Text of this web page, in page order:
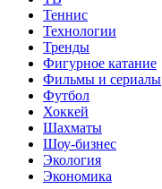
Теннис
Технологии
Тренды
Фигурное катание
Фильмы и сериалы
Футбол
Хоккей
Шахматы
Шоу-бизнес
Экология
Экономика